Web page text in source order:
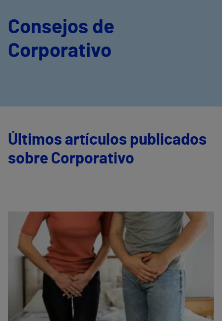
Consejos de
Corporativo
Últimos artículos publicados
sobre Corporativo